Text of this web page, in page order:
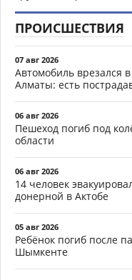
ПРОИСШЕСТВИЯ
07 авг 2026
Автомобиль врезался
Алматы: есть
06 авг 2026
Пешеход погиб под
области
06 авг 2026
14 человек
донерной в Актобе
05 авг 2026
Ребёнок погиб после
Шымкенте